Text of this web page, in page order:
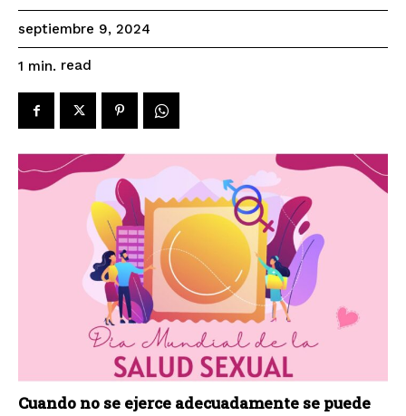
septiembre 9, 2024
1 min. read
Cuando no se ejerce adecuadamente se puede